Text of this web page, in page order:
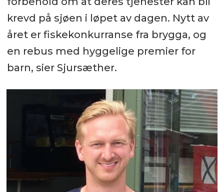
krevd på sjøen i løpet av dagen. Nytt av
året er fiskekonkurranse fra brygga, og
en rebus med hyggelige premier for
barn, sier Sjursæther.